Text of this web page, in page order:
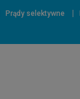
Prądy selektywne